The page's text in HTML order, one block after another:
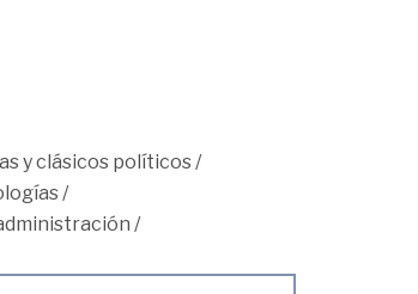
y clásicos políticos/
/
/